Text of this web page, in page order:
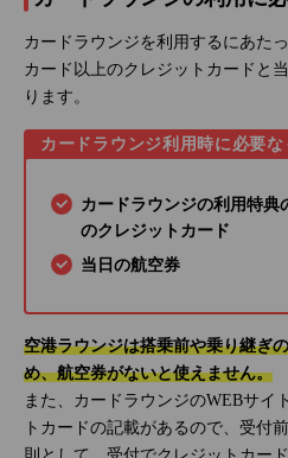
カードラウンジを利用するにあた
カード以上のクレジットカードと
ります。
カードラウンジ利用時に必要な
カードラウンジの利用特典
のクレジットカード
当日の航空券
空港ラウンジは搭乗前や乗り継ぎ
め、航空券がないと使えません。
また、カードラウンジのWEBサイ
トカードの記載があるので、受付